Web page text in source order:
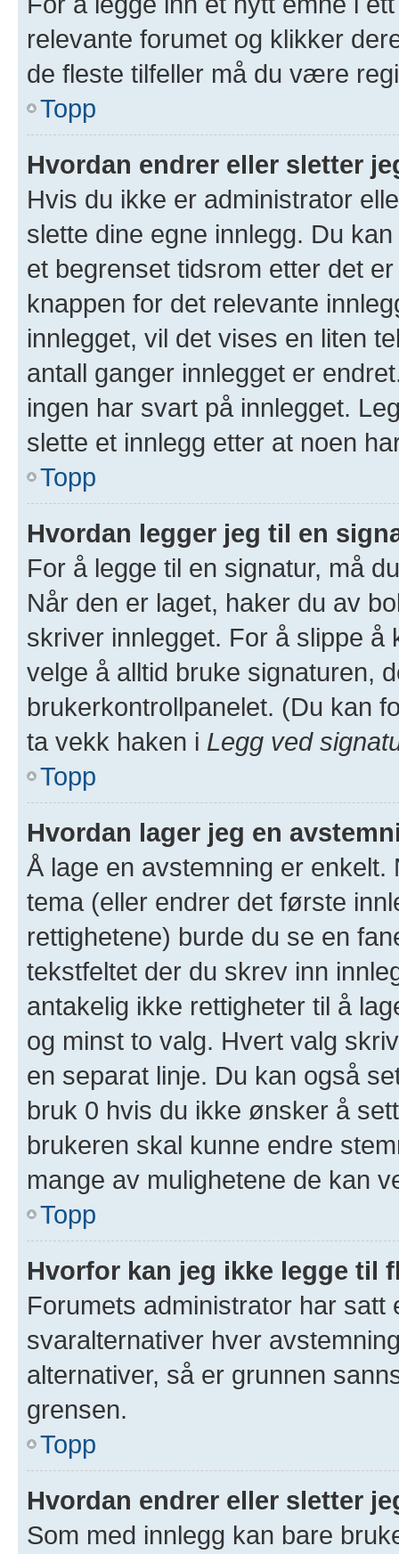
relevante forumet og klikker
de fleste tilfeller må du være
Topp
Hvordan endrer eller sletter
Hvis du ikke er administrator
slette dine egne innlegg. Du
et begrenset tidsrom etter det
knappen for det relevante
innlegget, vil det vises en liten
antall ganger innlegget er
ingen har svart på innlegget.
slette et innlegg etter at noen
Topp
Hvordan legger jeg til en
For å legge til en signatur, må
Når den er laget, haker du av
skriver innlegget. For å slippe
velge å alltid bruke signaturen,
brukerkontrollpanelet. (Du kan
ta vekk haken i Legg ved
Topp
Hvordan lager jeg en
Å lage en avstemning er
tema (eller endrer det første
rettighetene) burde du se en
tekstfeltet der du skrev inn
antakelig ikke rettigheter til å
og minst to valg. Hvert valg
en separat linje. Du kan også
bruk 0 hvis du ikke ønsker å
brukeren skal kunne endre
mange av mulighetene de kan
Topp
Hvorfor kan jeg ikke legge til
Forumets administrator har satt
svaralternativer hver
alternativer, så er grunnen
grensen.
Topp
Hvordan endrer eller sletter
Som med innlegg kan bare